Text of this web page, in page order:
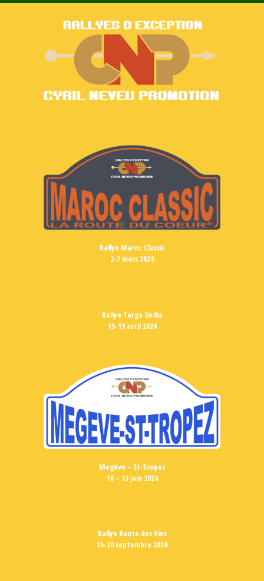
Rallye Maroc Classic
2-7 mars 2024
Rallye Targa Sicilia
15-19 avril 2024
Megève – St-Tropez
10 – 13 juin 2024
Rallye Route des Vins
16-20 septembre 2024